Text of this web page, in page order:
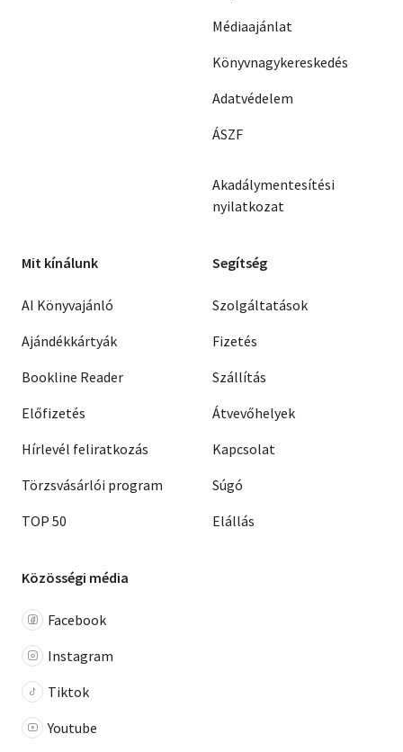
Médiaajánlat
Könyvnagykereskedés
Adatvédelem
ÁSZF
Akadálymentesítési
nyilatkozat
Mit kínálunk
AI Könyvajánló
Ajándékkártyák
Bookline Reader
Előfizetés
Hírlevél feliratkozás
Törzsvásárlói program
TOP 50
Segítség
Szolgáltatások
Fizetés
Szállítás
Átvevőhelyek
Kapcsolat
Súgó
Elállás
Közösségi média
Facebook
Instagram
Tiktok
Youtube